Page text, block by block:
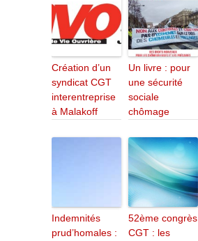
Création d’un
syndicat CGT
interentreprise
à Malakoff
Un livre : pour
une sécurité
sociale
chômage
Indemnités
prud’homales :
52ème congrès
CGT : les